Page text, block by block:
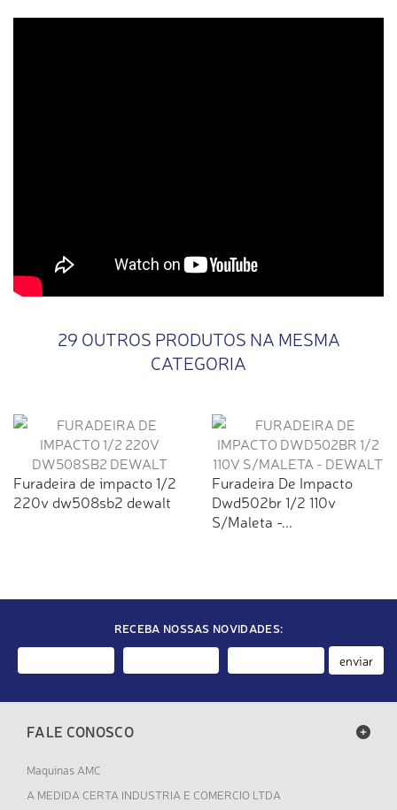
29 OUTROS PRODUTOS NA MESMA
CATEGORIA
Furadeira de impacto 1/2
220v dw508sb2 dewalt
Furadeira De Impacto
Dwd502br 1/2 110v
S/Maleta -...
RECEBA NOSSAS NOVIDADES:
enviar
FALE CONOSCO
Maquinas AMC
A MEDIDA CERTA INDUSTRIA E COMERCIO LTDA